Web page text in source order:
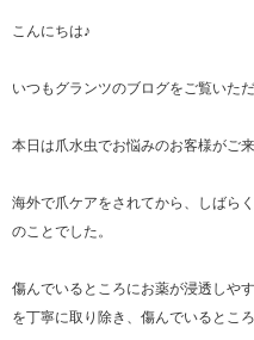
こんにちは♪
いつもグランツのブログをご覧いた
本日は爪水虫でお悩みのお客様がご来
海外で爪ケアをされてから、しばら
のことでした。
傷んでいるところにお薬が浸透しや
を丁寧に取り除き、傷んでいるとこ